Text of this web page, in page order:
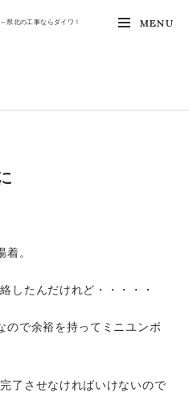
県北の工事ならダイワ！ MENU
。
したんだけれど・・・・・
ので余裕を持ってミニユンボ
了させなければいけないので